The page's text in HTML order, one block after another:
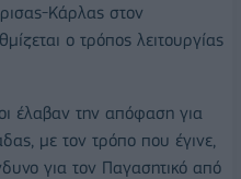
Κάρλας στον
ο τρόπος λειτουργίας
έλαβαν την απόφαση για
με τον τρόπο που έγινε,
για τον Παγασητικό από